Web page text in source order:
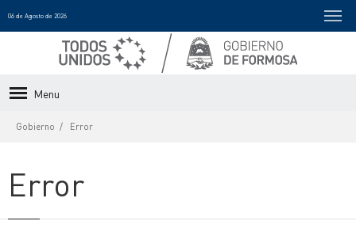
06 de Agosto de 2026
Menu
Gobierno Error
Error